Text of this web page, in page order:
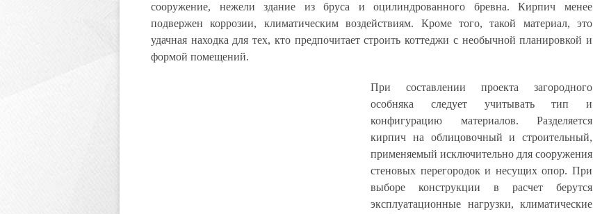
сооружение, нежели здание из бруса и оцилиндрованного бревна. Кирпич менее
подвержен коррозии, климатическим воздействиям. Кроме того, такой материал, это
удачная находка для тех, кто предпочитает строить коттеджи с необычной планировкой и
формой помещений.
При составлении проекта загородного
особняка следует учитывать тип и
конфигурацию материалов. Разделяется
кирпич на облицовочный и строительный,
применяемый исключительно для сооружения
стеновых перегородок и несущих опор. При
выборе конструкции в расчет берутся
эксплуатационные нагрузки, климатические